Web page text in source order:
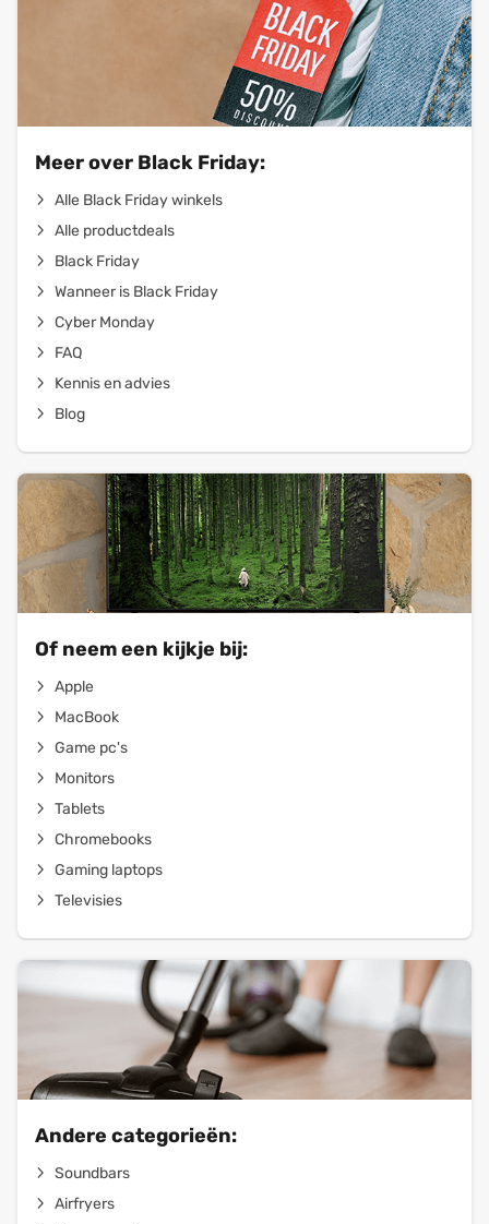
Meer over Black Friday:
Alle Black Friday winkels
Alle productdeals
Black Friday
Wanneer is Black Friday
Cyber Monday
FAQ
Kennis en advies
Blog
Of neem een kijkje bij:
Apple
MacBook
Game pc's
Monitors
Tablets
Chromebooks
Gaming laptops
Televisies
Andere categorieën:
Soundbars
Airfryers